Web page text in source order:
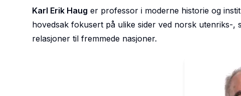
Karl Erik Haug er professor i moderne historie og
hovedsak fokusert på ulike sider ved norsk utenriks-
relasjoner til fremmede nasjoner.